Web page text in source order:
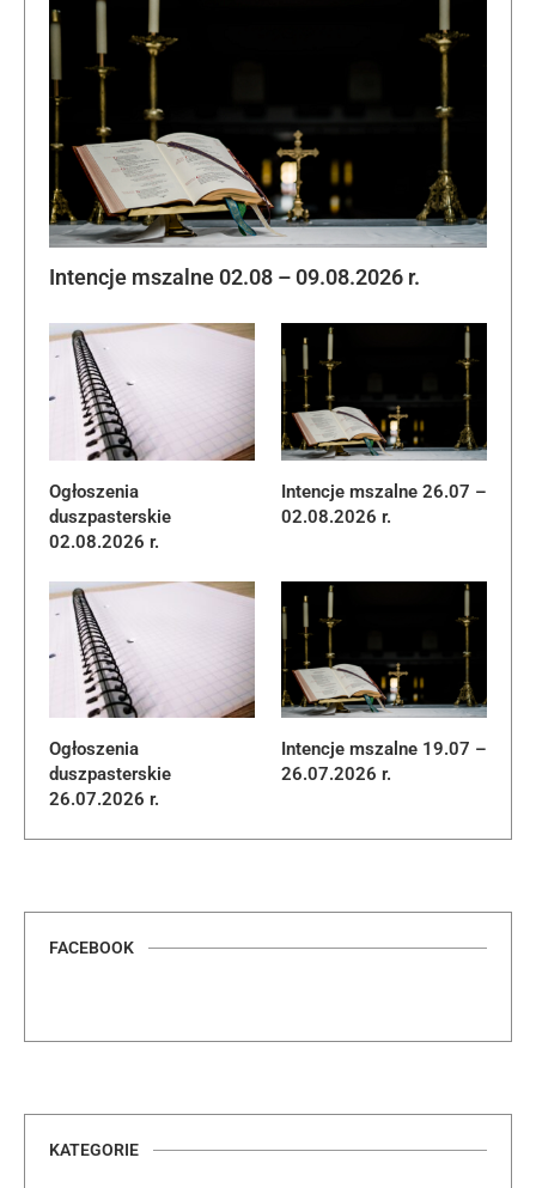
Intencje mszalne 02.08 – 09.08.2026 r.
Ogłoszenia
duszpasterskie
02.08.2026 r.
Intencje mszalne 26.07 –
02.08.2026 r.
Ogłoszenia
duszpasterskie
26.07.2026 r.
Intencje mszalne 19.07 –
26.07.2026 r.
FACEBOOK
KATEGORIE